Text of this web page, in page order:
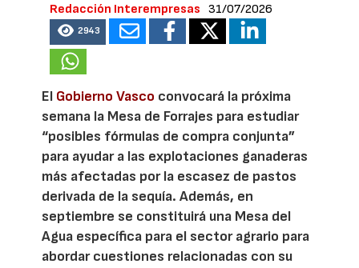
Redacción Interempresas 31/07/2026
2943
El Gobierno Vasco convocará la próxima
semana la Mesa de Forrajes para estudiar
“posibles fórmulas de compra conjunta”
para ayudar a las explotaciones ganaderas
más afectadas por la escasez de pastos
derivada de la sequía. Además, en
septiembre se constituirá una Mesa del
Agua específica para el sector agrario para
abordar cuestiones relacionadas con su